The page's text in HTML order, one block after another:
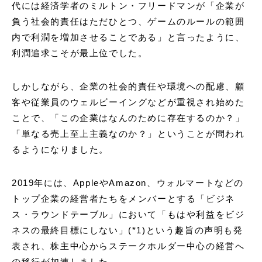
代には経済学者のミルトン・フリードマンが「企業が
負う社会的責任はただひとつ、ゲームのルールの範囲
内で利潤を増加させることである」と言ったように、
利潤追求こそが最上位でした。
しかしながら、企業の社会的責任や環境への配慮、顧
客や従業員のウェルビーイングなどが重視され始めた
ことで、「この企業はなんのために存在するのか？」
「単なる売上至上主義なのか？」ということが問われ
るようになりました。
2019年には、AppleやAmazon、ウォルマートなどの
トップ企業の経営者たちをメンバーとする「ビジネ
ス・ラウンドテーブル」において「もはや利益をビジ
ネスの最終目標にしない」(*1)という趣旨の声明も発
表され、株主中心からステークホルダー中心の経営へ